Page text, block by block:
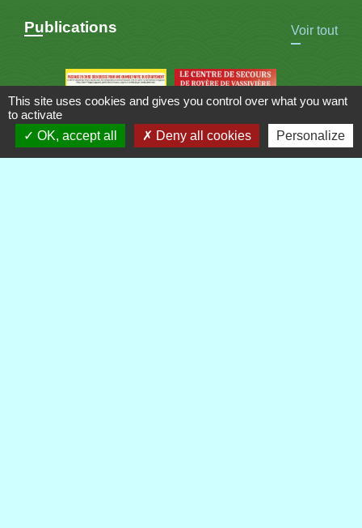
Publications Voir tout
This site uses cookies and gives you control over what you want
to activate
OK, accept all
Deny all cookies Personalize